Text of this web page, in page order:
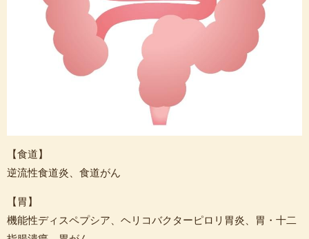
【食道】
逆流性食道炎、食道がん
【胃】
機能性ディスペプシア、ヘリコバクターピロリ胃炎、胃・十二